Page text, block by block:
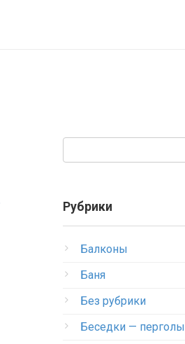
Рубрики
Балконы
Баня
Без рубрики
Беседки — перголы